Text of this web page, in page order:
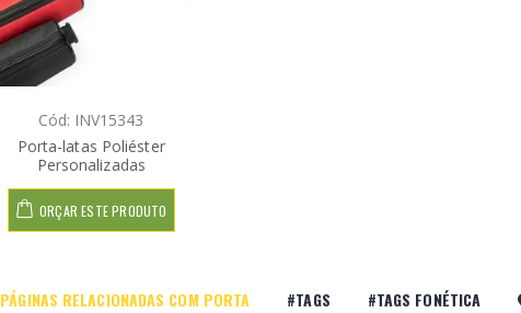
Cód: INV15343
Porta-latas Poliéster
Personalizadas
ORÇAR ESTE PRODUTO
PÁGINAS RELACIONADAS COM PORTA #TAGS #TAGS FONÉTICA